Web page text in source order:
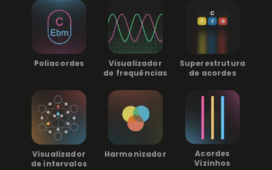
Poliacordes
Visualizador
de frequências
Superestrutura
de acordes
Visualizador
de intervalos
Harmonizador
Acordes
Vizinhos